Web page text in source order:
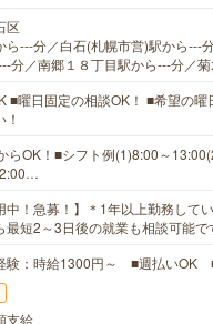
区
ら---分／白石(札幌市営)駅から---
分／南郷１８丁目駅から---分／
■曜日固定の相談OK！ ■希望の曜
らOK！■シフト例(1)8:00～
中！急募！】＊1年以上勤務して
最短2～3日後の就業も相談可能で
験：時給1300円～ ■週払いOK
支給